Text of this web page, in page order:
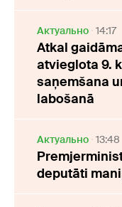
Актуально 14:17
Atkal
atvieglota 9.
saņemšana
labošanā
Актуально 13:48
deputāti